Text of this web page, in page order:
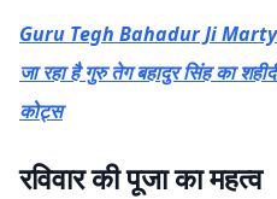
Guru Tegh Bahadur Ji
जा रहा है गुरु तेग बहादुर सिंह का
कोट्स
रविवार की पूजा का महत्व